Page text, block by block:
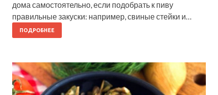
дома самостоятельно, если подобрать к пиву
правильные закуски: например, свиные стейки и…
ПОДРОБНЕЕ